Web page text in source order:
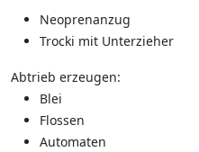
Neoprenanzug
Trocki mit Unterzieher
Abtrieb erzeugen:
Blei
Flossen
Automaten